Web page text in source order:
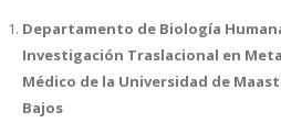
Departamento de Biología
Investigación Traslacional en
Médico de la Universidad de
Bajos